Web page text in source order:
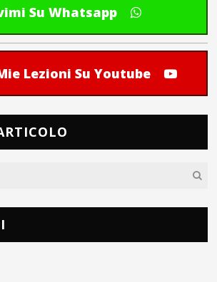
Su Whatsapp
Lezioni Su Youtube